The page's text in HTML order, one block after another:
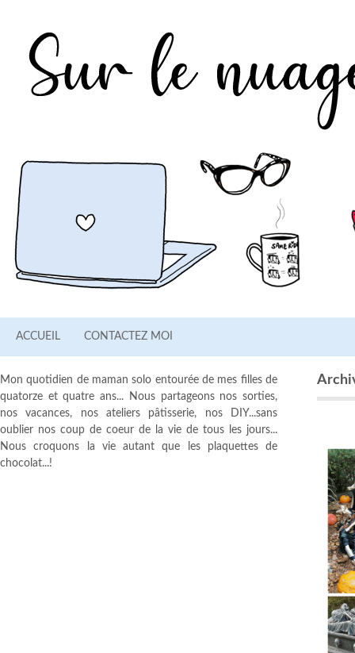
ACCUEIL CONTACTEZ MOI
Mon quotidien de maman solo entourée de mes filles de
quatorze et quatre ans... Nous partageons nos sorties,
nos vacances, nos ateliers pâtisserie, nos DIY...sans
oublier nos coup de coeur de la vie de tous les jours...
Nous croquons la vie autant que les plaquettes de
chocolat...!